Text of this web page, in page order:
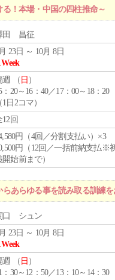
！本場・中国の四柱推命～
田 昌征
23日 ～ 10月 8日
週 （ 日 ）
：20～16：40／17：00～18：20
1日2コマ）
12回
円（4回／分割支払い）×3
円（12回／一括前納支払※
開始前まで）
あらゆる事を読み取る訓練を
口 シュン
23日 ～ 10月 8日
週 （ 日 ）
：30～12：50／13：10～14：30